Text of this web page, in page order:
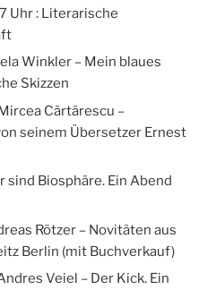
Uhr : Literarische
Winkler – Mein blaues
Skizzen
Cărtărescu –
seinem Übersetzer Ernest
sind Biosphäre. Ein Abend
Rötzer – Novitäten aus
Berlin (mit Buchverkauf)
Veiel – Der Kick. Ein